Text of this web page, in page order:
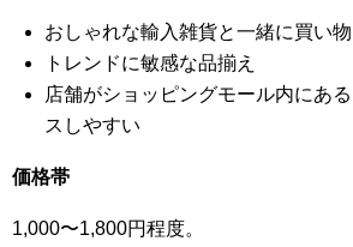
おしゃれな輸入雑貨と一緒に買い
トレンドに敏感な品揃え
店舗がショッピングモール内にあ
スしやすい
価格帯
1,000〜1,800円程度。